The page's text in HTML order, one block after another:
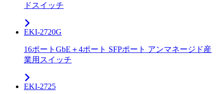
ドスイッチ
EKI-2720G
16ポートGbE＋4ポート SFPポート アンマネージド産
業用スイッチ
EKI-2725